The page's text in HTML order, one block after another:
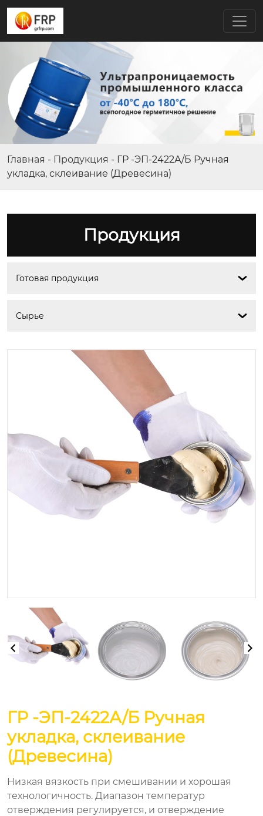
Главная - Продукция - ГР -ЭП-2422А/Б Ручная
укладка, склеивание (Древесина)
Продукция
Готовая продукция 
Сырье 
ГР -ЭП-2422А/Б Ручная
укладка, склеивание
(Древесина)
Низкая вязкость при смешивании и хорошая
технологичность. Диапазон температур
отверждения регулируется, и отверждение